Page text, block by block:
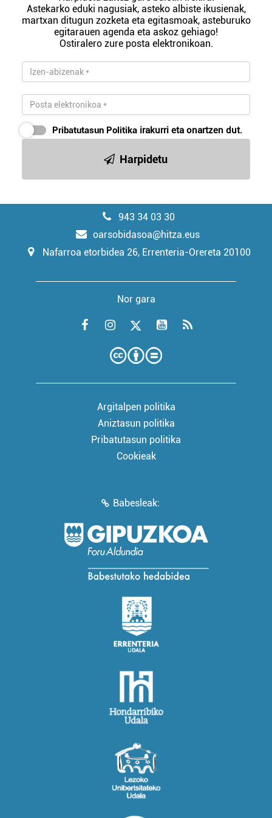
Astekarko eduki nagusiak, asteko albiste ikusienak,
martxan ditugun zozketa eta egitasmoak, asteburuko
egitarauen agenda eta askoz gehiago!
Ostiralero zure posta elektronikoan.
Pribatutasun Politika irakurri eta onartzen dut.
Harpidetu
943 34 03 30
oarsobidasoa@hitza.eus
Nafarroa etorbidea 26, Errenteria-Orereta 20100
Nor gara
Argitalpen politika
Aniztasun politika
Pribatutasun politika
Cookieak
Babesleak: